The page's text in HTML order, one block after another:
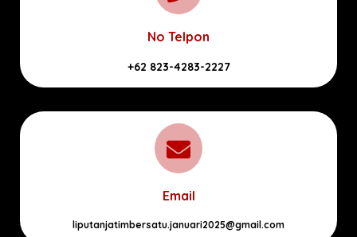
No Telpon
+62 823-4283-2227
Email
liputanjatimbersatu.januari2025@gmail.com